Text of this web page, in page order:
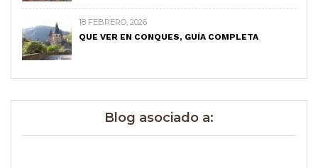
18 FEBRERO, 2026
QUE VER EN CONQUES, GUÍA COMPLETA
Blog asociado a: